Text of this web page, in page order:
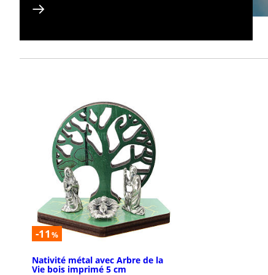
-11 %
Nativité métal avec Arbre de la
Vie bois imprimé 5 cm